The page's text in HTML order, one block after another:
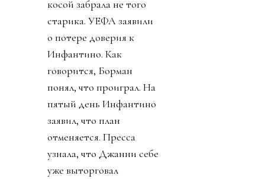
День 5. Пришли новости
о кончине Франко
Барези. Опять старуха с
косой забрала не того
старика. УЕФА заявили